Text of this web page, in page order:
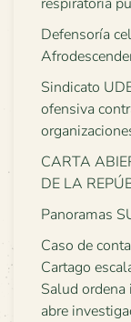
Defensoría
Sindicato
ofensiva
CARTA
DE LA
Panoramas
Caso de
Cartago
Salud
abre